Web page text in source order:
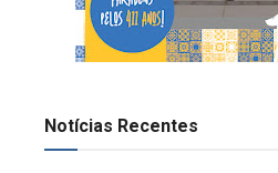
Notícias Recentes